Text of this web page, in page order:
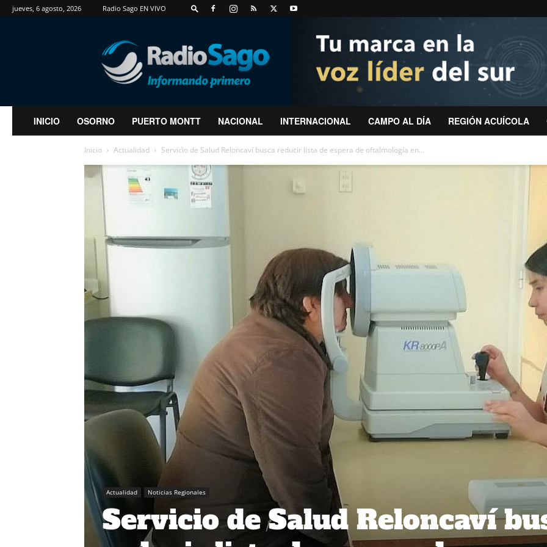
jueves, 6 agosto, 2026 Radio Sago EN VIVO
RadioSago
INICIO OSORNO PUERTO MONTT NACIONAL INTERNACIONAL CAMPO AL DÍA REGIÓN ACUÍCOLA
Inicio Actualidad Servicio de Salud Reloncaví busca reducir lista de espera de oftalmología en...
Actualidad Noticias Regionales
Servicio de Salud Reloncaví